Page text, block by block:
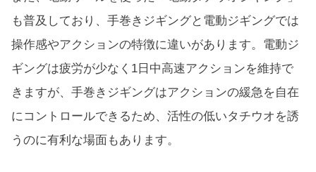
も普及しており、手巻きジギングと電動ジギングでは
操作感やアクションの特徴に違いがあります。電動ジ
ギングは疲労が少なく1日中高速アクションを維持で
きますが、手巻きジギングはアクションの緩急を自在
にコントロールできるため、活性の低いタチウオを誘
うのに有利な場面もあります。